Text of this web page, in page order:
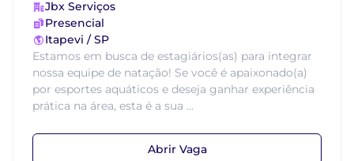
Jbx Serviços
Presencial
Itapevi / SP
Estamos em busca de estagiários(as) para integrar
nossa equipe de natação! Se você é apaixonado(a)
por esportes aquáticos e deseja ganhar experiência
prática na área, esta é a sua ...
Abrir Vaga